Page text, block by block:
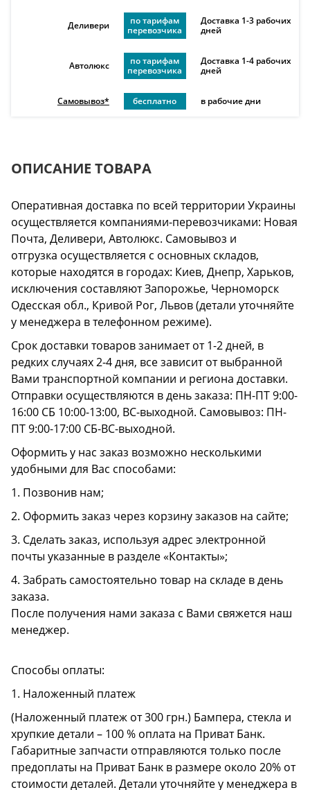
Деливери
по тарифам
перевозчика
Доставка 1-3 рабочих
дней
Автолюкс
по тарифам
перевозчика
Доставка 1-4 рабочих
дней
Самовывоз* бесплатно в рабочие дни
ОПИСАНИЕ ТОВАРА
Оперативная доставка по всей территории Украины
осуществляется компаниями-перевозчиками: Новая
Почта, Деливери, Автолюкс. Самовывоз и
отгрузка осуществляется с основных складов,
которые находятся в городах: Киев, Днепр, Харьков,
исключения составляют Запорожье, Черноморск
Одесская обл., Кривой Рог, Львов (детали уточняйте
у менеджера в телефонном режиме).
Срок доставки товаров занимает от 1-2 дней, в
редких случаях 2-4 дня, все зависит от выбранной
Вами транспортной компании и региона доставки.
Отправки осуществляются в день заказа: ПН-ПТ 9:00-
16:00 СБ 10:00-13:00, ВС-выходной. Самовывоз: ПН-
ПТ 9:00-17:00 СБ-ВС-выходной.
Оформить у нас заказ возможно несколькими
удобными для Вас способами:
1. Позвонив нам;
2. Оформить заказ через корзину заказов на сайте;
3. Сделать заказ, используя адрес электронной
почты указанные в разделе «Контакты»;
4. Забрать самостоятельно товар на складе в день
заказа.
После получения нами заказа с Вами свяжется наш
менеджер.
Способы оплаты:
1. Наложенный платеж
(Наложенный платеж от 300 грн.) Бампера, стекла и
хрупкие детали – 100 % оплата на Приват Банк.
Габаритные запчасти отправляются только после
предоплаты на Приват Банк в размере около 20% от
стоимости деталей. Детали уточняйте у менеджера в